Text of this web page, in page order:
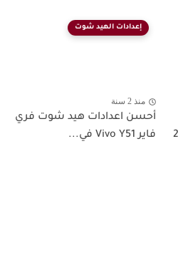
إعدادات الهيد شوت
منذ 2 سنة
أحسن اعدادات هيد شوت فري
فاير Vivo Y51 في...